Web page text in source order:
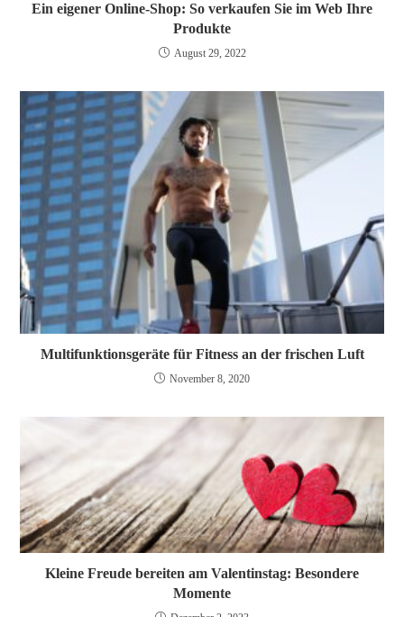
Ein eigener Online-Shop: So verkaufen Sie im Web Ihre
Produkte
August 29, 2022
Multifunktionsgeräte für Fitness an der frischen Luft
November 8, 2020
Kleine Freude bereiten am Valentinstag: Besondere
Momente